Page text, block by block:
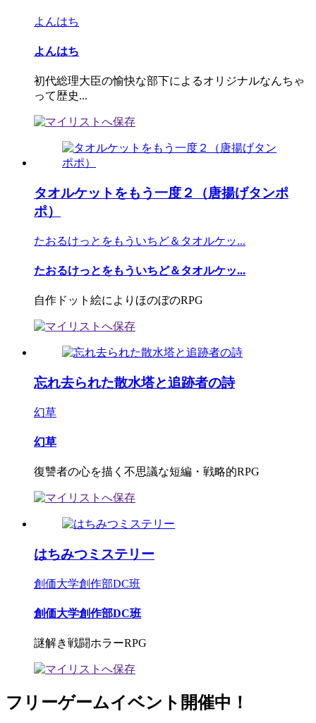
よんはち
よんはち
初代総理大臣の愉快な部下によるオリジナルなんちゃ
って歴史...
タオルケットをもう一度２（唐揚げタンポ
ポ）
たおるけっとをもういちど＆タオルケッ...
たおるけっとをもういちど＆タオルケッ...
自作ドット絵によりほのぼのRPG
忘れ去られた散水塔と追跡者の詩
幻草
幻草
復讐者の心を描く不思議な短編・戦略的RPG
はちみつミステリー
創価大学創作部DC班
創価大学創作部DC班
謎解き戦闘ホラーRPG
フリーゲームイベント開催中！